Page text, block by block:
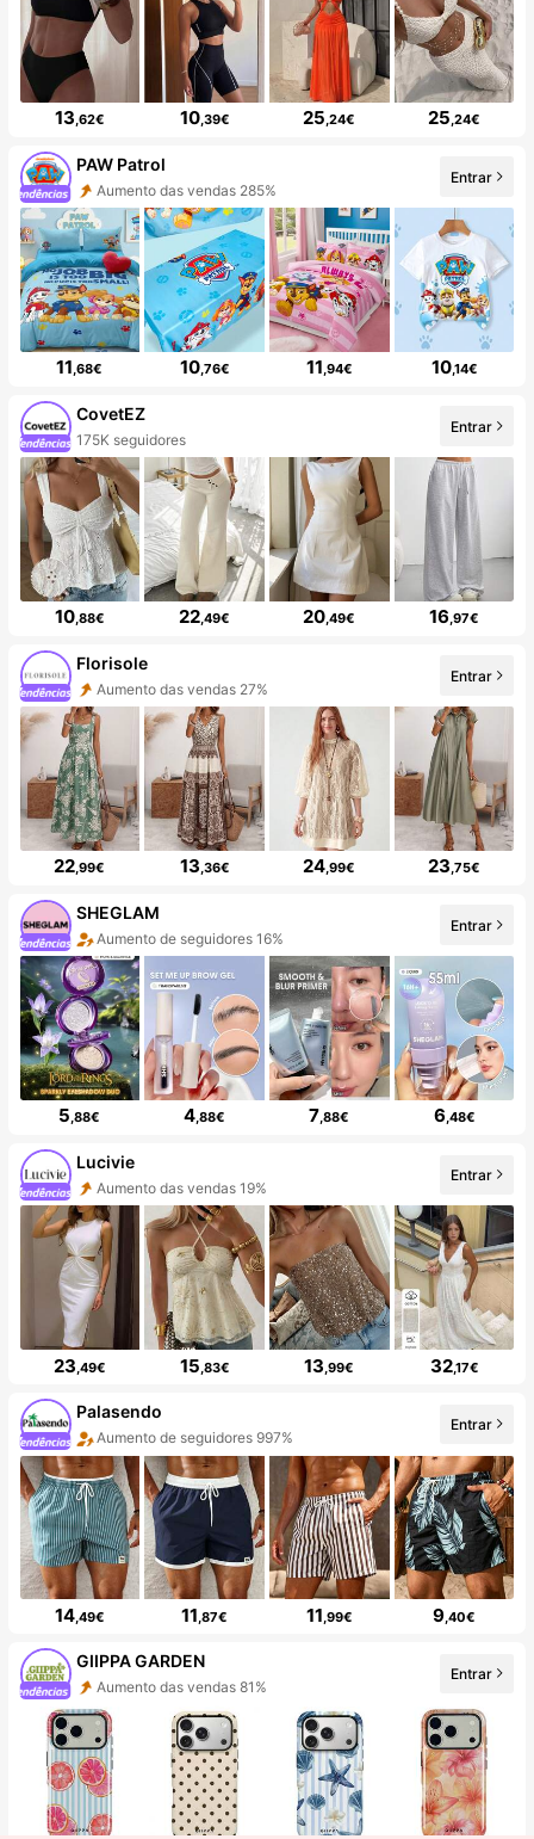
13,62€ 10,39€ 25,24€ 25,24€
PAW Patrol
Aumento das vendas 285%
Entrar
11,68€ 10,76€ 11,94€ 10,14€
CovetEZ
175K seguidores
Entrar
10,88€ 22,49€ 20,49€ 16,97€
Florisole
Aumento das vendas 27%
Entrar
22,99€ 13,36€ 24,99€ 23,75€
SHEGLAM
Aumento de seguidores 16%
Entrar
5,88€ 4,88€ 7,88€ 6,48€
Lucivie
Aumento das vendas 19%
Entrar
23 ,49€ 15 ,83€ 13 ,99€ 32,17€
Palasendo
Aumento de seguidores 997%
Entrar
14,49€ 11 ,87€ 11 ,99€ 9 ,40€
GIIPPA GARDEN
Aumento das vendas 81%
Entrar